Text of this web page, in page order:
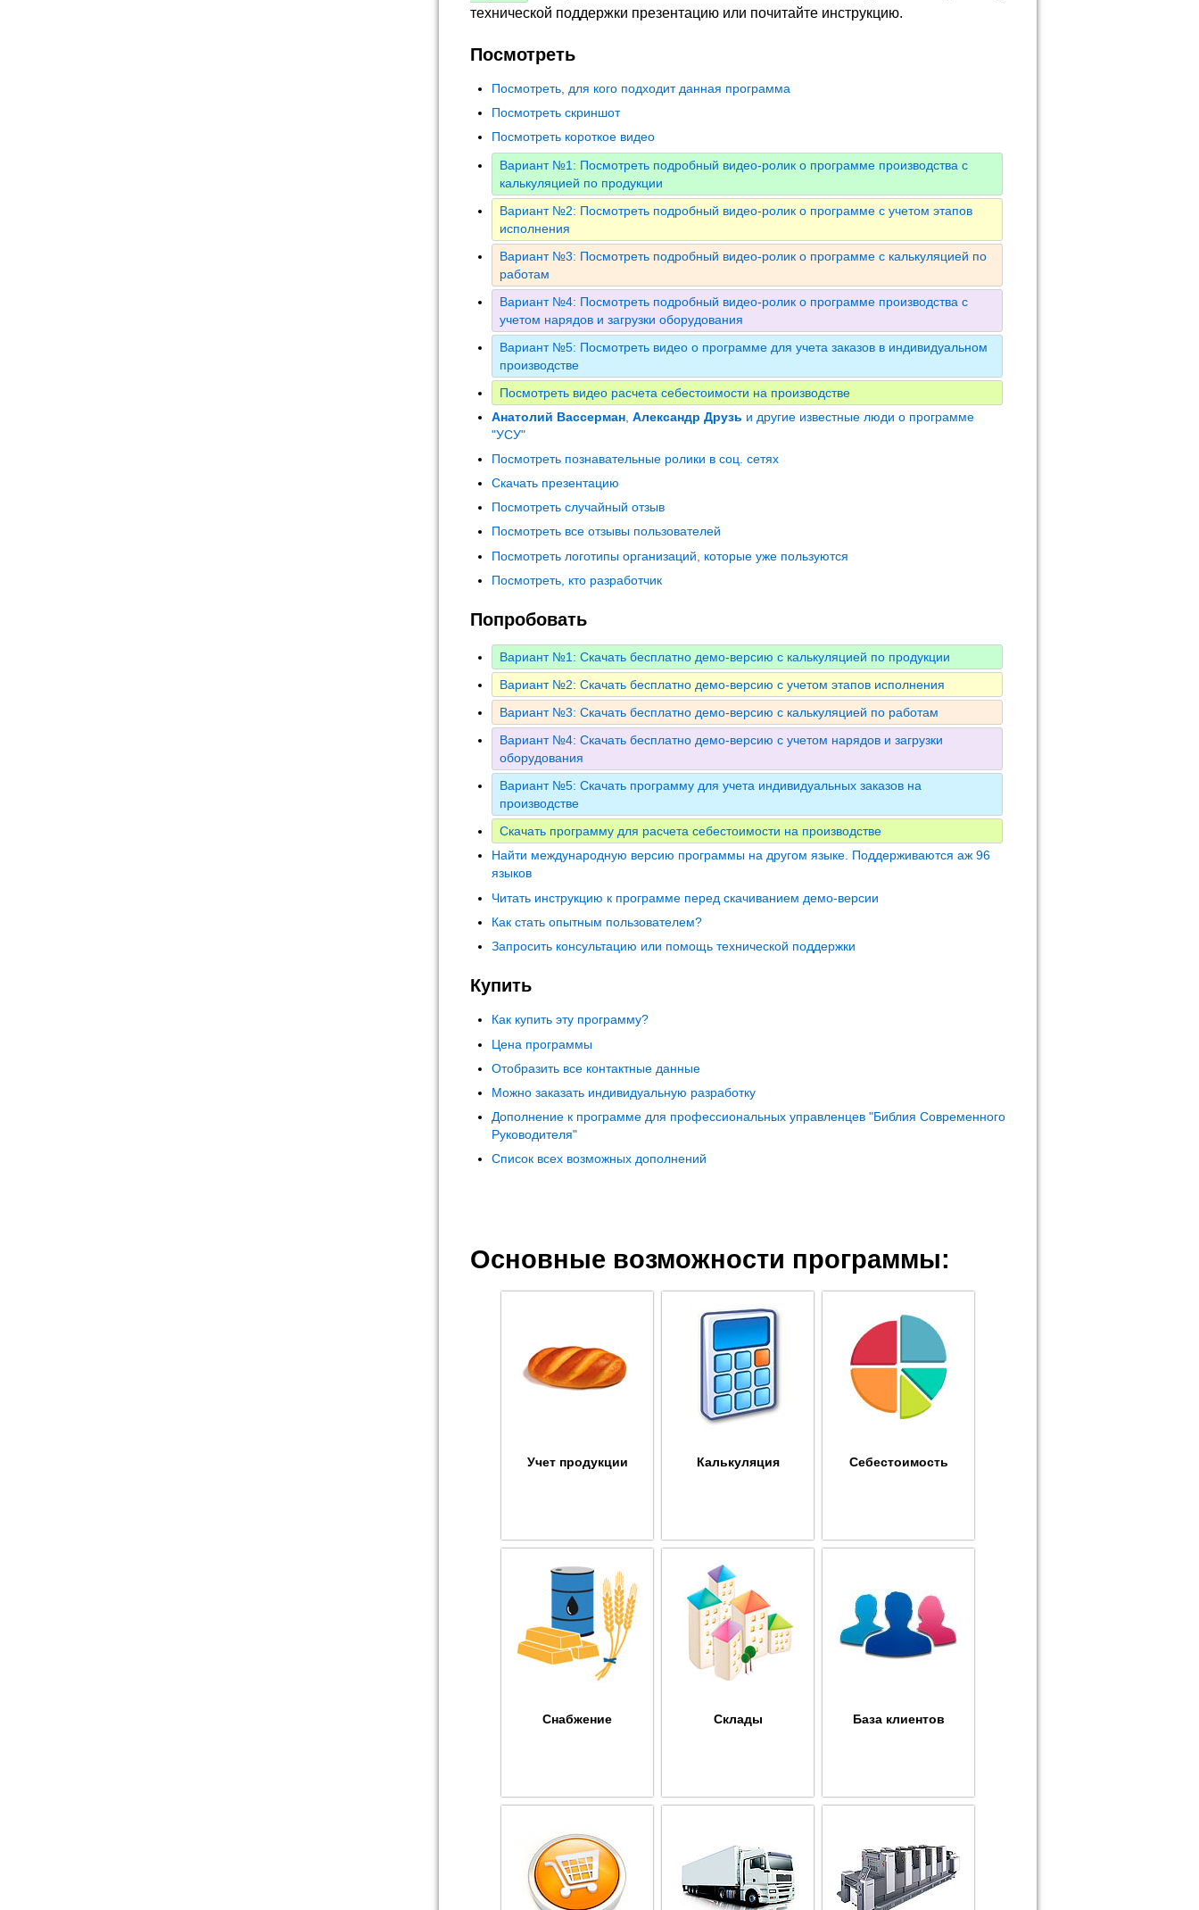
технической поддержки презентацию или почитайте инструкцию.
Посмотреть
Посмотреть, для кого подходит данная программа
Посмотреть скриншот
Посмотреть короткое видео
Вариант №1: Посмотреть подробный видео-ролик о программе производства с
калькуляцией по продукции
Вариант №2: Посмотреть подробный видео-ролик о программе с учетом этапов
исполнения
Вариант №3: Посмотреть подробный видео-ролик о программе с калькуляцией по
работам
Вариант №4: Посмотреть подробный видео-ролик о программе производства с
учетом нарядов и загрузки оборудования
Вариант №5: Посмотреть видео о программе для учета заказов в индивидуальном
производстве
Посмотреть видео расчета себестоимости на производстве
Анатолий Вассерман Александр Друзь и другие известные люди о программе
"УСУ"
Посмотреть познавательные ролики в соц. сетях
Скачать презентацию
Посмотреть случайный отзыв
Посмотреть все отзывы пользователей
Посмотреть логотипы организаций, которые уже пользуются
Посмотреть, кто разработчик
Попробовать
Вариант №1: Скачать бесплатно демо-версию с калькуляцией по продукции
Вариант №2: Скачать бесплатно демо-версию с учетом этапов исполнения
Вариант №3: Скачать бесплатно демо-версию с калькуляцией по работам
Вариант №4: Скачать бесплатно демо-версию с учетом нарядов и загрузки
оборудования
Вариант №5: Скачать программу для учета индивидуальных заказов на
производстве
Скачать программу для расчета себестоимости на производстве
Найти международную версию программы на другом языке. Поддерживаются аж 96
языков
Читать инструкцию к программе перед скачиванием демо-версии
Как стать опытным пользователем?
Запросить консультацию или помощь технической поддержки
Купить
Как купить эту программу?
Цена программы
Отобразить все контактные данные
Можно заказать индивидуальную разработку
Дополнение к программе для профессиональных управленцев "Библия Современного
Руководителя"
Список всех возможных дополнений
Основные возможности программы:
Учет продукции Калькуляция Себестоимость
Снабжение Склады База клиентов